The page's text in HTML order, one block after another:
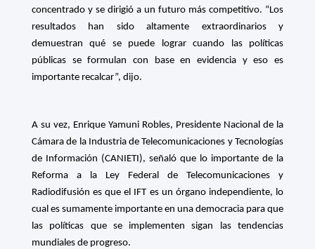
concentrado y se dirigió a un futuro más competitivo. “Los
resultados han sido altamente extraordinarios y
demuestran qué se puede lograr cuando las políticas
públicas se formulan con base en evidencia y eso es
importante recalcar”, dijo.
A su vez, Enrique Yamuni Robles, Presidente Nacional de la
Cámara de la Industria de Telecomunicaciones y Tecnologías
de Información (CANIETI), señaló que lo importante de la
Reforma a la Ley Federal de Telecomunicaciones y
Radiodifusión es que el IFT es un órgano independiente, lo
cual es sumamente importante en una democracia para que
las políticas que se implementen sigan las tendencias
mundiales de progreso.